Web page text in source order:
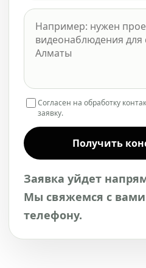
Согласен на обработку
заявку.
Получить
Заявка уйдет
Мы свяжемся с
телефону.